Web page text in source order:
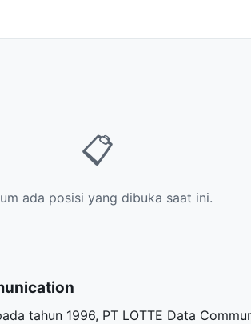
📋
ada posisi yang dibuka saat ini.
tahun 1996, PT LOTTE Data